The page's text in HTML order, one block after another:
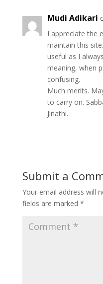
Mudi Adikari
I appreciate the
maintain this
useful as I
meaning, when
confusing.
Much merits.
to carry on.
Jinathi.
Submit a
Your email address will
fields are marked *